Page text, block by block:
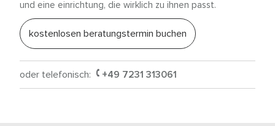
und eine einrichtung, die wirklich zu ihnen passt.
kostenlosen beratungstermin buchen
oder telefonisch: +49 7231 313061